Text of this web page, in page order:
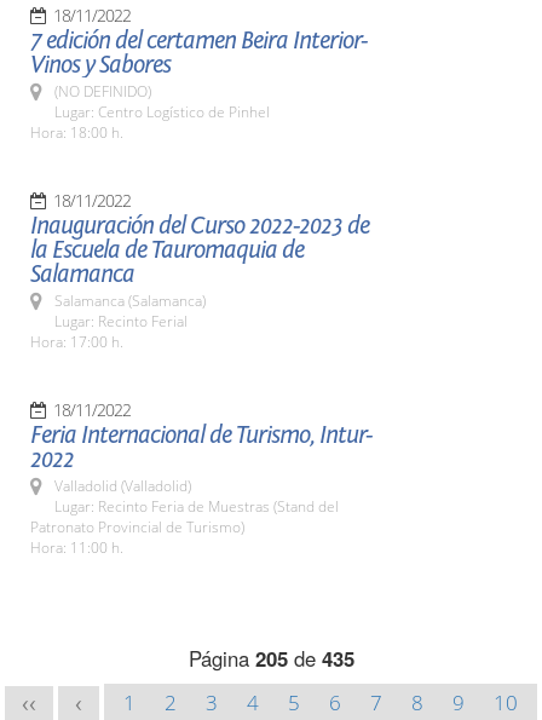
18/11/2022
7 edición del certamen Beira Interior-
Vinos y Sabores
(NO DEFINIDO)
Lugar: Centro Logístico de Pinhel
Hora: 18:00 h.
18/11/2022
Inauguración del Curso 2022-2023 de
la Escuela de Tauromaquia de
Salamanca
Salamanca (Salamanca)
Lugar: Recinto Ferial
Hora: 17:00 h.
18/11/2022
Feria Internacional de Turismo, Intur-
2022
Valladolid (Valladolid)
Lugar: Recinto Feria de Muestras (Stand del
Patronato Provincial de Turismo)
Hora: 11:00 h.
Página 205de 435
<< < 1 2 3 4 5 6 7 8 9
10